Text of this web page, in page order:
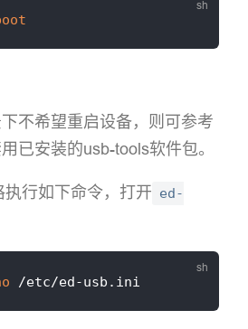
不希望重启设备，则可参考
已安装的usb-tools软件包。
行如下命令，打开 ed-